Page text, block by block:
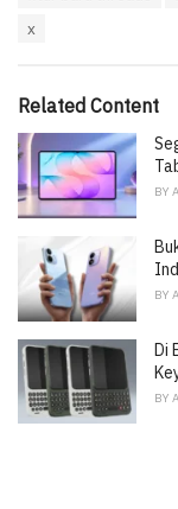
i
s
:
x
Related Content
BY
BY
Di
BY